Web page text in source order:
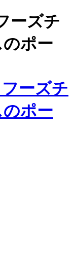
ーズチ
ポー